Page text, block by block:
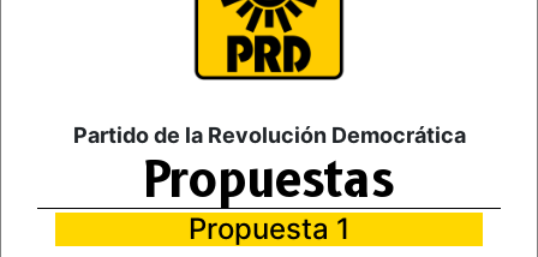
Partido de la Revolución Democrática
Propuestas
Propuesta 1